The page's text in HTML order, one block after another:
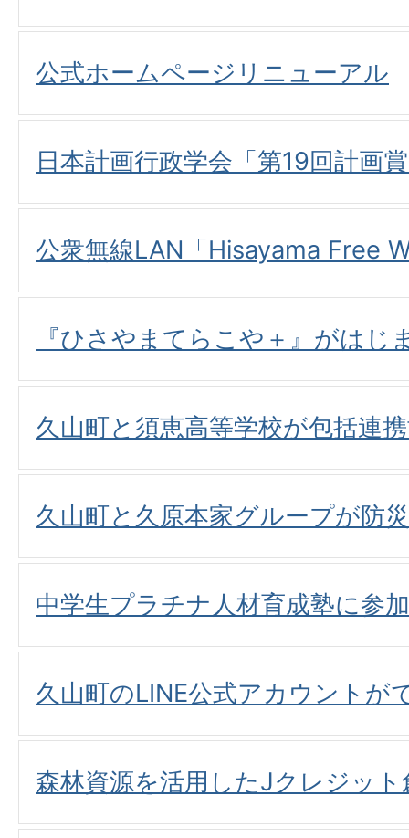
公式ホームページリニューアル
日本計画行政学会「第19回計画
公衆無線LAN「Hisayama Free
『ひさやまてらこや＋』がはじ
久山町と須恵高等学校が包括連
久山町と久原本家グループが防
中学生プラチナ人材育成塾に参
久山町のLINE公式アカウントが
森林資源を活用したJクレジット